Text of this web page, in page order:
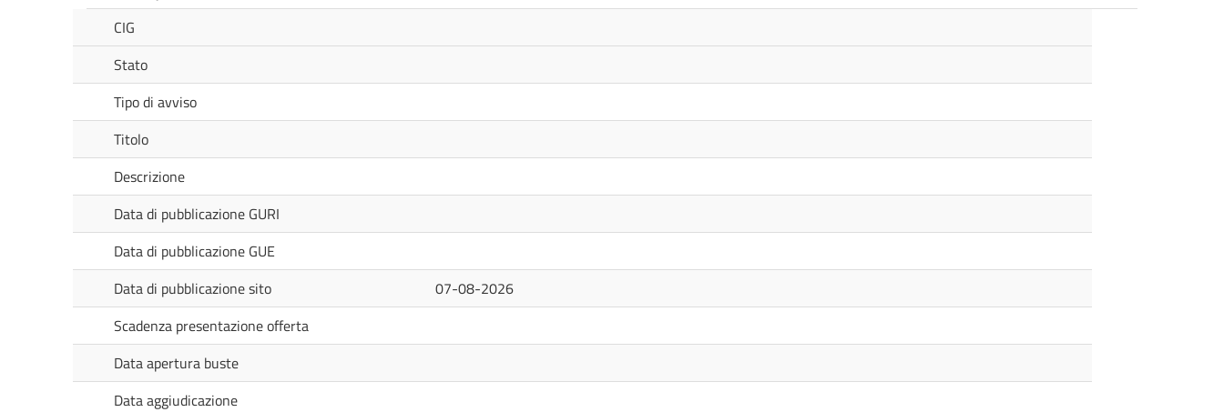
CIG
Stato
Tipo di avviso
Titolo
Descrizione
Data di pubblicazione GURI
Data di pubblicazione GUE
Data di pubblicazione sito
07-08-2026
Scadenza presentazione offerta
Data apertura buste
Data aggiudicazione